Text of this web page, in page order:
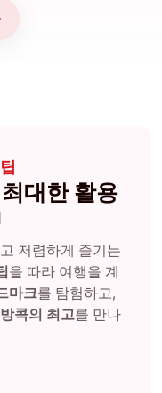
대한 활용
저렴하게 즐기는
을 따라 여행을 계
마크를 탐험하고,
방콕의 최고를 만나